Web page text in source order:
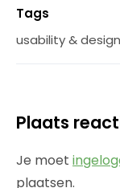
Tags
usability & design
Plaats
Je moet
plaatsen.